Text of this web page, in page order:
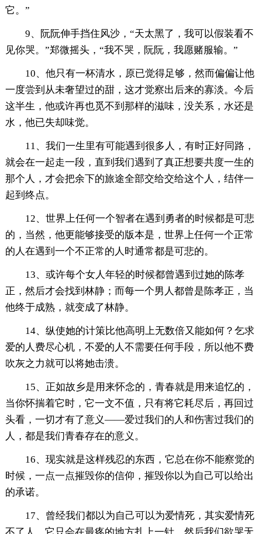
它。”
9、阮阮伸手挡住风沙，“天太黑了，我可以假装看不
见你哭。”郑微摇头，“我不哭，阮阮，我愿赌服输。”
10、他只有一杯清水，原已觉得足够，然而偏偏让他
一度尝到从未奢望过的甜，这才觉察出后来的寡淡。今后
这半生，他或许再也觅不到那样的滋味，没关系，水还是
水，他已失却味觉。
11、我们一生里有可能遇到很多人，有时正好同路，
就会在一起走一段，直到我们遇到了真正想要共度一生的
那个人，才会把余下的旅途全部交给交给这个人，结伴一
起到终点。
12、世界上任何一个智者在遇到勇者的时候都是可悲
的，当然，他更能够接受的版本是，世界上任何一个正常
的人在遇到一个不正常的人时通常都是可悲的。
13、或许每个女人年轻的时候都曾遇到过她的陈孝
正，然后才会找到林静；而每一个男人都曾是陈孝正，当
他终于成熟，就变成了林静。
14、纵使她的计策比他高明上无数倍又能如何？乞求
爱的人费尽心机，不爱的人不需要任何手段，所以他不费
吹灰之力就可以将她击溃。
15、正如故乡是用来怀念的，青春就是用来追忆的，
当你怀揣着它时，它一文不值，只有将它耗尽后，再回过
头看，一切才有了意义——爱过我们的人和伤害过我们的
人，都是我们青春存在的意义。
16、现实就是这样残忍的东西，它总在你不能察觉的
时候，一点一点摧毁你的信仰，摧毁你以为自己可以给出
的承诺。
17、曾经我们都以为自己可以为爱情死，其实爱情死